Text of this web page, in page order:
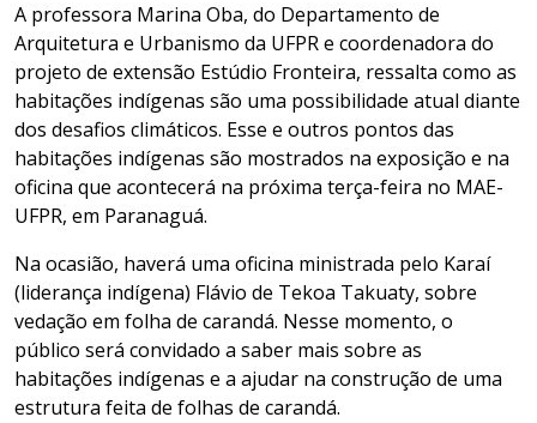
A professora Marina Oba, do Departamento de
Arquitetura e Urbanismo da UFPR e coordenadora do
projeto de extensão Estúdio Fronteira, ressalta como as
habitações indígenas são uma possibilidade atual diante
dos desafios climáticos. Esse e outros pontos das
habitações indígenas são mostrados na exposição e na
oficina que acontecerá na próxima terça-feira no MAE-
UFPR, em Paranaguá.
Na ocasião, haverá uma oficina ministrada pelo Karaí
(liderança indígena) Flávio de Tekoa Takuaty, sobre
vedação em folha de carandá. Nesse momento, o
público será convidado a saber mais sobre as
habitações indígenas e a ajudar na construção de uma
estrutura feita de folhas de carandá.